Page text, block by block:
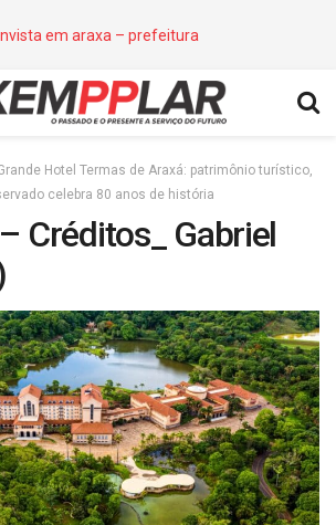
Hotel Termas de Araxá: patrimônio turístico,
celebra 80 anos de história
Créditos_ Gabriel